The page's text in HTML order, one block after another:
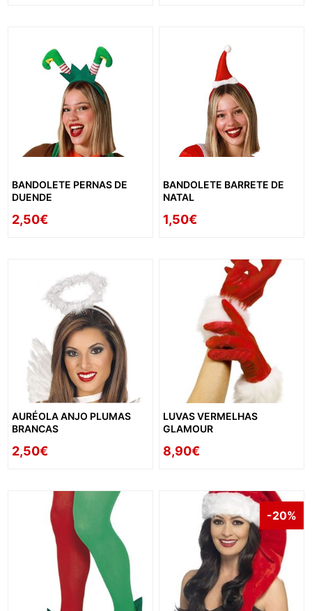
BANDOLETE PERNAS DE
DUENDE
2,50€
BANDOLETE BARRETE DE
NATAL
1,50€
AURÉOLA ANJO PLUMAS
BRANCAS
2,50€
LUVAS VERMELHAS
GLAMOUR
8,90€
-20%